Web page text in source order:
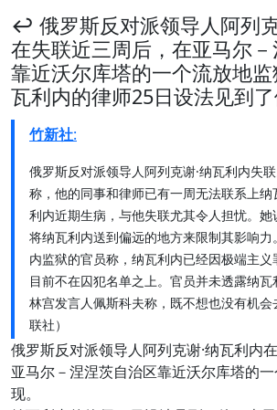
↩️ 俄罗斯反对派领导人阿列
在失联近三周后，在亚马尔
靠近沃尔库塔的一个流放地
瓦利内的律师25日设法见到
竹新社:
俄罗斯反对派领导人阿列克谢·纳瓦利内失
称，他的同事和律师已有一周无法联系上
利内近期生病，与他失联尤其令人担忧。
将纳瓦利内送到偏远的地方来限制其影响
内监狱的官员称，纳瓦利内已经因极端主义
目前不在囚犯名单之上。官员并未透露纳
林宫发言人佩斯科夫称，既不想也没有机
联社）
俄罗斯反对派领导人阿列克谢·纳瓦利内
亚马尔－涅涅茨自治区靠近沃尔库塔的
现。